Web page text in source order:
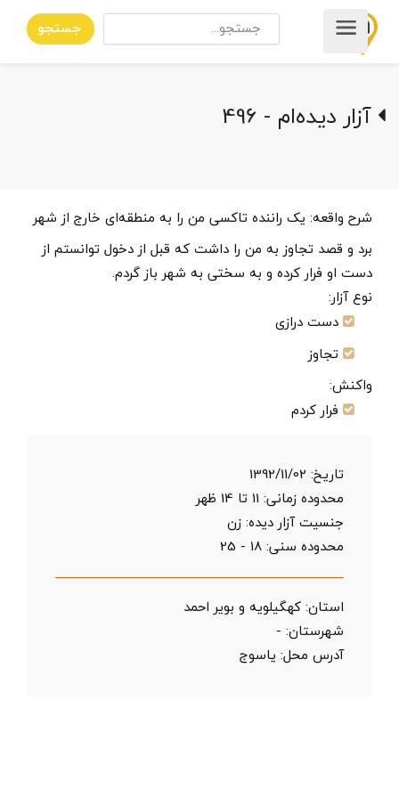
جستجو
آزار دیده‌ام - 496
شرح واقعه: یک راننده تاکسی من را به منطقه‌ای خارج از شهر
برد و قصد تجاوز به من را داشت که قبل از دخول توانستم از
دست او فرار کرده و به سختی به شهر باز گردم.
نوع آزار:
دست درازی
تجاوز
واکنش:
فرار کردم
تاریخ: 1392/11/02
محدوده زمانی: 11 تا 14 ظهر
جنسیت آزار دیده: زن
محدوده سنی: 18 - 25
استان: کهگیلویه و بویر احمد
شهرستان: -
آدرس محل: یاسوج